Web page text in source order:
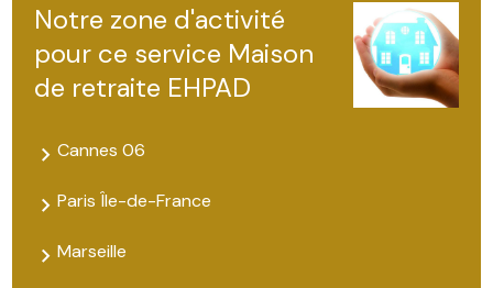
Notre zone d'activité
pour ce service Maison
de retraite EHPAD
Cannes 06
Paris Île-de-France
Marseille